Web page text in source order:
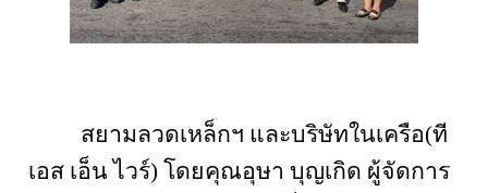
สยามลวดเหล็กฯ และบริษัทในเครือ(ที
เอส เอ็น ไวร์) โดยคุณอุษา บุญเกิด ผู้จัดการ